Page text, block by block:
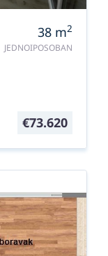
38 m2
JEDNOIPOSOBAN
€73.620